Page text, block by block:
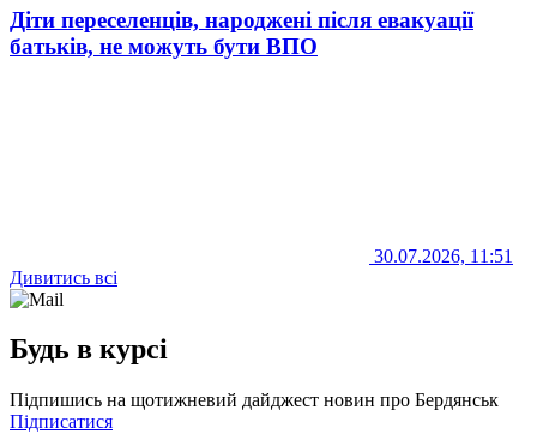
Діти переселенців, народжені після евакуації
батьків, не можуть бути ВПО
30.07.2026, 11:51
Дивитись всі
Будь в курсі
Підпишись на щотижневий дайджест новин про Бердянськ
Підписатися